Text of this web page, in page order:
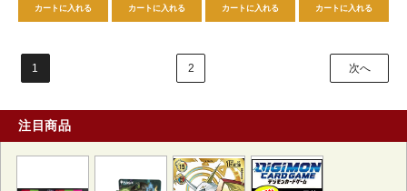
カートに入れる カートに入れる カートに入れる カートに入れる
1 2 次へ
注目商品